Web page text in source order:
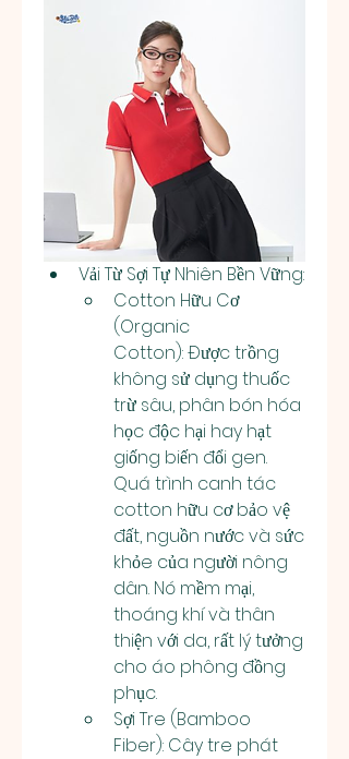
Vải Từ Sợi Tự Nhiên Bền Vững:
Cotton Hữu Cơ
(Organic
Cotton): Được trồng
không sử dụng thuốc
trừ sâu, phân bón hóa
học độc hại hay hạt
giống biến đổi gen.
Quá trình canh tác
cotton hữu cơ bảo vệ
đất, nguồn nước và sức
khỏe của người nông
dân. Nó mềm mại,
thoáng khí và thân
thiện với da, rất lý tưởng
cho áo phông đồng
phục.
Sợi Tre (Bamboo
Fiber): Cây tre phát